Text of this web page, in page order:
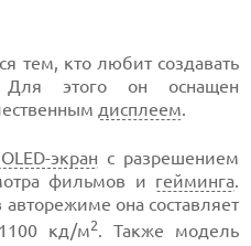
тем, кто любит создавать
Для этого он оснащен
дисплеем.
экран с разрешением
фильмов и гейминга.
авторежиме она составляет
кд/м2. Также модель